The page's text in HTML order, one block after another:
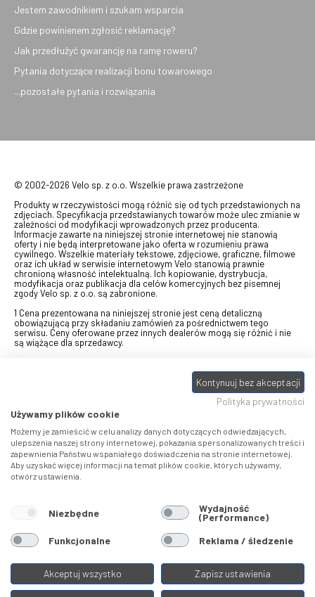
Jestem zawodnikiem i szukam wsparcia
Gdzie powinienem zgłosić reklamację?
Jak przedłużyć gwarancję na ramę roweru?
Pytania dotyczące realizacji bonu towarowego
...pozostałe pytania i rozwiązania
© 2002-2026 Velo sp. z o.o. Wszelkie prawa zastrzeżone
Produkty w rzeczywistości mogą różnić się od tych przedstawionych na
zdjęciach. Specyfikacja przedstawianych towarów może ulec zmianie w
zależności od modyfikacji wprowadzonych przez producenta.
Informacje zawarte na niniejszej stronie internetowej nie stanowią
oferty i nie będą interpretowane jako oferta w rozumieniu prawa
cywilnego. Wszelkie materiały tekstowe, zdjęciowe, graficzne, filmowe
oraz ich układ w serwisie internetowym Velo stanowią prawnie
chronioną własność intelektualną. Ich kopiowanie, dystrybucja,
modyfikacja oraz publikacja dla celów komercyjnych bez pisemnej
zgody Velo sp. z o.o. są zabronione.
1 Cena prezentowana na niniejszej stronie jest ceną detaliczną
obowiązującą przy składaniu zamówień za pośrednictwem tego
serwisu. Ceny oferowane przez innych dealerów mogą się różnić i nie
są wiążące dla sprzedawcy.
swój bon" na towary z oferty VELO, aktualnie dostępnej na stronie
, w ramach sprzedaży premiowej. Dowiedz się jak
stronie promocji. Prezentowana wartość
eBonu uwzględnia fakt wyrażenia - w procesie rejestracji w Panelu
klienta- zgody na otrzymywanie drogą mailową informacji handlowo-
marketingowe, np. newsletter rowerowy. W przypadku braku zgody
wartość eBonu zostanie obniżona o 10 zł.
Pamiętaj, że eBony za produkty SIDI dotyczą zakupów w sklepach
SIDI Center, produkty Castelli zakupów w placówkach tworzących
Castelli Center.
Kontynuuj bez akceptacji
Polityka prywatności
Używamy plików cookie
Możemy je zamieścić w celu analizy danych dotyczących odwiedzających,
ulepszenia naszej strony internetowej, pokazania spersonalizowanych treści i
zapewnienia Państwu wspaniałego doświadczenia na stronie internetowej.
Aby uzyskać więcej informacji na temat plików cookie, których używamy,
otwórz ustawienia.
Niezbędne Wydajność
(Performance)
Funkcjonalne
Reklama / śledzenie
Akceptuj wszystko Zapisz ustawienia